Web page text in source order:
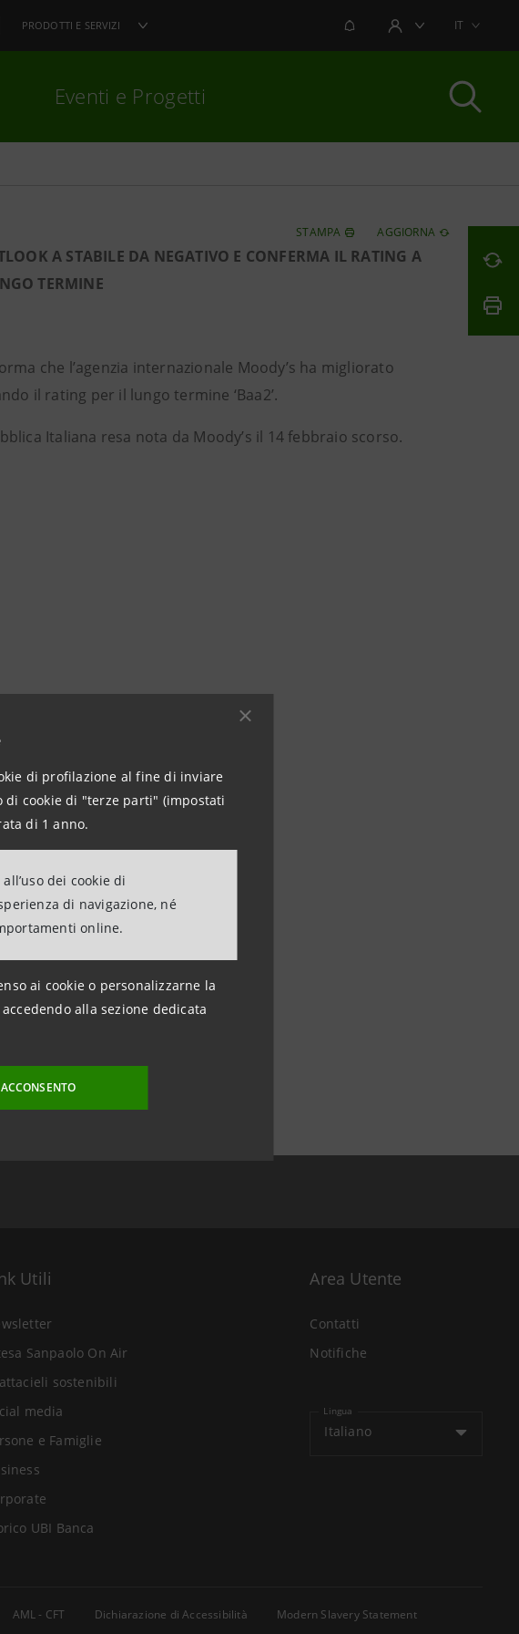
di profilazione al fine di inviare
cookie di "terze parti" (impostati
di 1 anno.
dei cookie di
di navigazione, né
online.
ai cookie o personalizzarne la
alla sezione dedicata
ACCONSENTO
PRODOTTI E SERVIZI NOTIFICHEAREA UTENTEIT
Eventi e Progetti
STAMPA AGGIORNA
A STABILE DA NEGATIVO E CONFERMA IL RATING A
TERMINE
che l’agenzia internazionale Moody’s ha migliorato
il rating per il lungo termine ‘Baa2’.
Italiana resa nota da Moody’s il 14 febbraio scorso.
Utili
Sanpaolo On Air
sostenibili
media
e Famiglie
UBI Banca
Area Utente
Contatti
Notifiche
Lingua
Italiano
AML - CFT Dichiarazione di Accessibilità Modern Slavery Statement